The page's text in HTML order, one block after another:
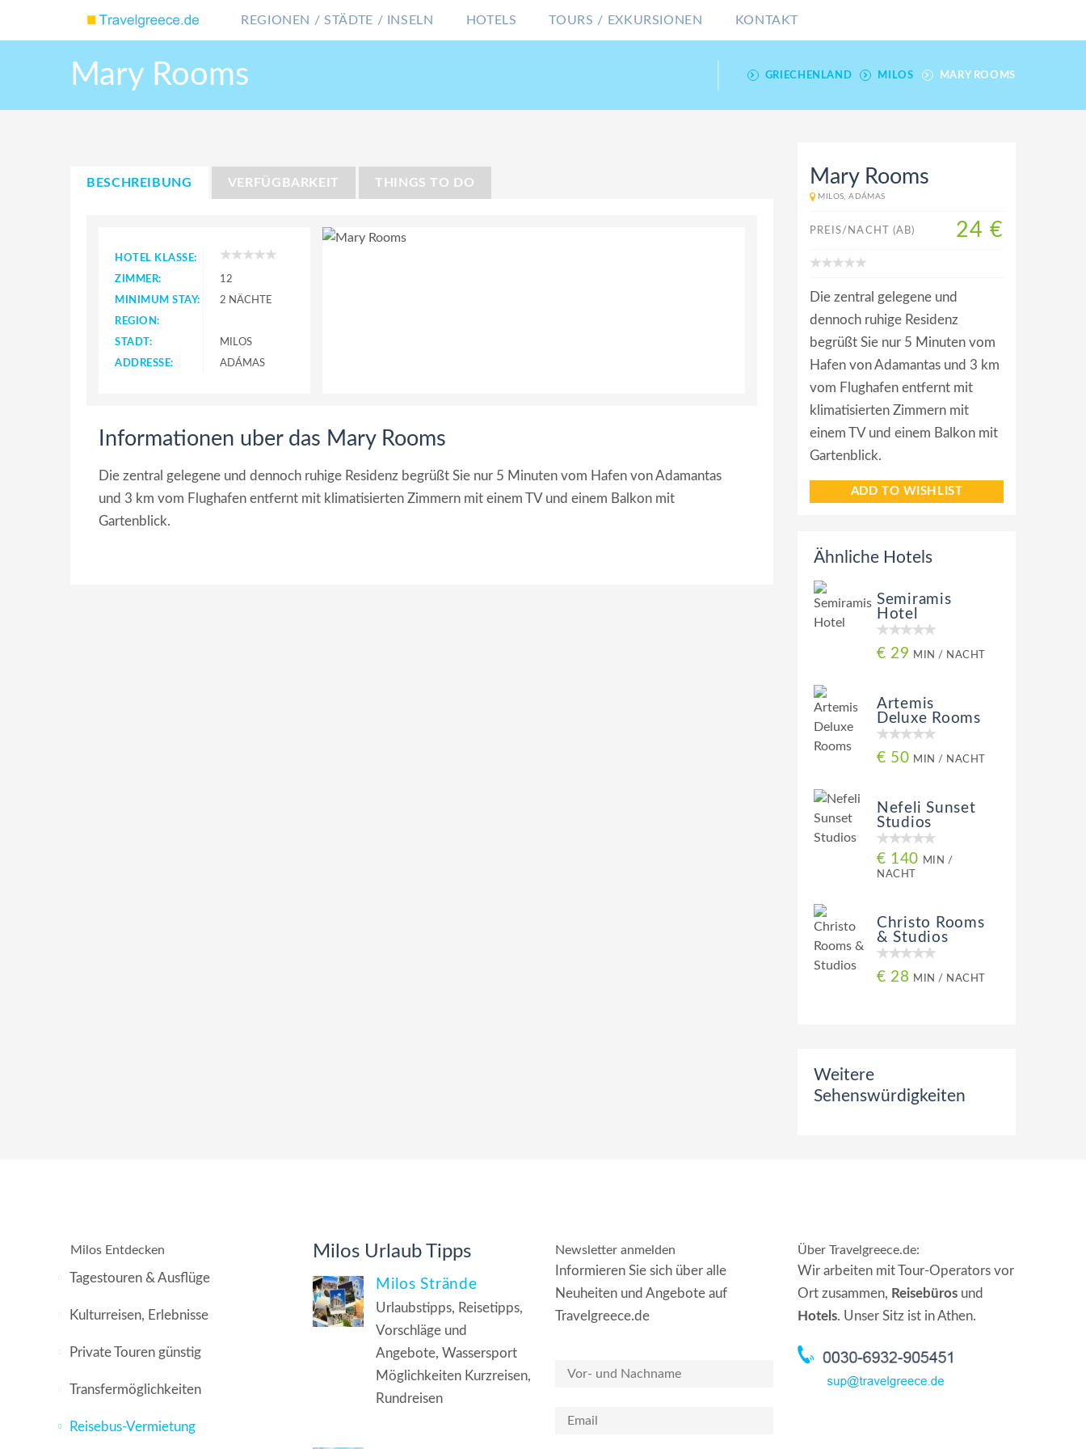
REGIONEN / STÄDTE / INSELN HOTELS TOURS / EXKURSIONEN KONTAKT
Mary Rooms GRIECHENLAND MILOS MARY ROOMS
BESCHREIBUNG VERFÜGBARKEIT THINGS TO DO
HOTEL KLASSE:
ZIMMER:
12
MINIMUM STAY:
2 NÄCHTE
REGION:
STADT:
MILOS
ADDRESSE:
ADÁMAS
Informationen uber das Mary Rooms
Die zentral gelegene und dennoch ruhige Residenz begrüßt Sie nur 5 Minuten vom Hafen von Adamantas
und 3 km vom Flughafen entfernt mit klimatisierten Zimmern mit einem TV und einem Balkon mit
Gartenblick.
Mary Rooms
MILOS, ADÁMAS
PREIS/NACHT (AB) 24 €
Die zentral gelegene und
dennoch ruhige Residenz
begrüßt Sie nur 5 Minuten vom
Hafen von Adamantas und 3 km
vom Flughafen entfernt mit
klimatisierten Zimmern mit
einem TV und einem Balkon mit
Gartenblick.
ADD TO WISHLIST
Ähnliche Hotels
Semiramis
Hotel
€ 29 MIN / NACHT
Artemis
Deluxe Rooms
€ 50 MIN / NACHT
Nefeli Sunset
Studios
€ 140 MIN /
NACHT
Christo Rooms
& Studios
€ 28 MIN / NACHT
Weitere
Sehenswürdigkeiten
Milos Entdecken
Tagestouren & Ausflüge
Kulturreisen, Erlebnisse
Private Touren günstig
Transfermöglichkeiten
Reisebus-Vermietung
Milos Urlaub Tipps
Milos Strände
Urlaubstipps, Reisetipps,
Vorschläge und
Angebote, Wassersport
Möglichkeiten Kurzreisen,
Rundreisen
Newsletter anmelden
Informieren Sie sich über alle
Neuheiten und Angebote auf
Travelgreece.de
Über Travelgreece.de:
Wir arbeiten mit Tour-Operators vor
Ort zusammen, Reisebüros und
Hotels. Unser Sitz ist in Athen.